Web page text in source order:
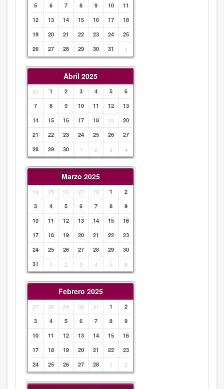
5 6 7 8 9 10
11
12
13 14 15 16 17
18
19
20 21 22 23 24
25
26
27 28 29 30 31 1
Abril 2025
31 1 2 3 4 5
6
7
8 9 10 11 12
13
14
15 16 17 18 19
20
21
22 23 24 25 26
27
28
29 30 1 2 3 4
Marzo 2025
24 25 26 27 28 1
2
3
4 5 6 7 8
9
10
11 12 13 14 15
16
17
18 19 20 21 22
23
24
25 26 27 28 29
30
31
1 2 3 4 5 6
Febrero 2025
27 28 29 30 31 1
2
3
4 5 6 7 8
9
10
11 12 13 14 15
16
17
18 19 20 21 22
23
24
25 26 27 28 1 2